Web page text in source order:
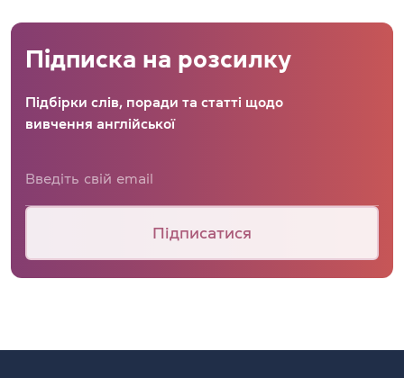
Підписка на розсилку
Підбірки слів, поради та статті щодо
вивчення англійської
Підписатися